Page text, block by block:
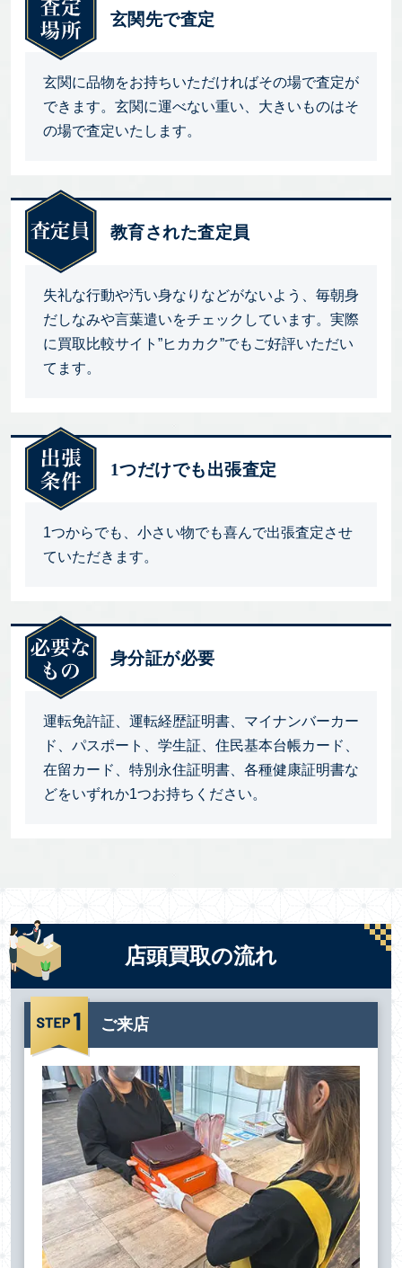
玄関先で査定
玄関に品物をお持ちいただければその場で査定が
できます。玄関に運べない重い、大きいものはそ
の場で査定いたします。
教育された査定員
失礼な行動や汚い身なりなどがないよう、毎朝身
だしなみや言葉遣いをチェックしています。実際
に買取比較サイト”ヒカカク”でもご好評いただい
てます。
1つだけでも出張査定
1つからでも、小さい物でも喜んで出張査定させ
ていただきます。
身分証が必要
運転免許証、運転経歴証明書、マイナンバーカー
ド、パスポート、学生証、住民基本台帳カード、
在留カード、特別永住証明書、各種健康証明書な
どをいずれか1つお持ちください。
店頭買取の流れ
ご来店